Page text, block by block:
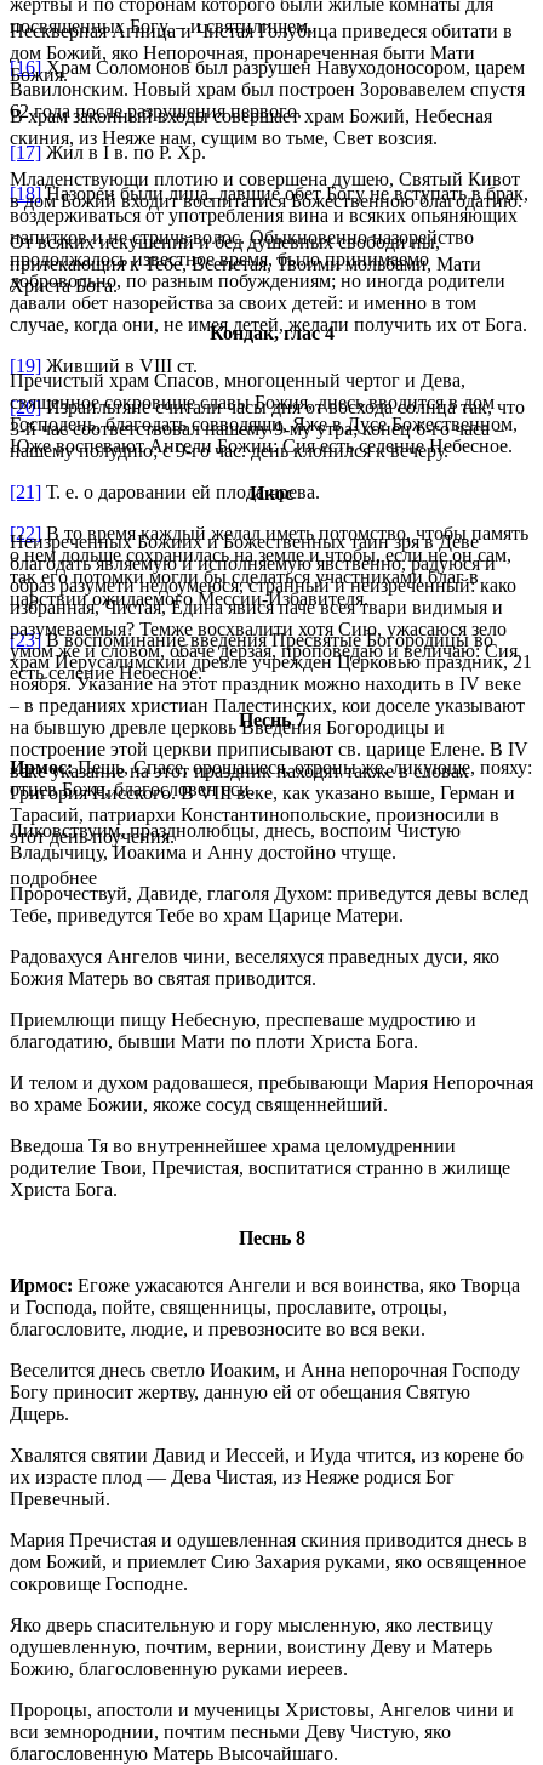
жертвы и по сторонам которого были жилые комнаты для
посвященных Богу, – и святилищем.
[16]Храм Соломонов был разрушен Навуходоносором, царем
Вавилонским. Новый храм был построен Зоровавелем спустя
62 года после разрушения первого.
[17] Жил в I в. по Р. Хр.
[18]Назореи были лица, давшие обет Богу не вступать в брак,
воздерживаться от употребления вина и всяких опьяняющих
напитков и не стричь волос. Обыкновенно назорейство
продолжалось известное время, было принимаемо
добровольно, по разным побуждениям; но иногда родители
давали обет назорейства за своих детей: и именно в том
случае, когда они, не имея детей, желали получить их от Бога.
[19] Живший в VIII ст.
[20]Израильтяне считали часы дня от восхода солнца так, что
3-й час соответствовал нашему 9-му утра; конец 6-го часа –
нашему полудню; с 9-го час. день клонился к вечеру.
[21] Т. е. о даровании ей плода чрева.
[22] В то время каждый желал иметь потомство, чтобы память
о нем дольше сохранилась на земле и чтобы, если не он сам,
так его потомки могли бы сделаться участниками благ в
царствии ожидаемого Мессии-Избавителя.
[23]В воспоминание введения Пресвятые Богородицы во
храм Иерусалимский древле учрежден Церковью праздник, 21
ноября. Указание на этот праздник можно находить в IV веке
– в преданиях христиан Палестинских, кои доселе указывают
на бывшую древле церковь Введения Богородицы и
построение этой церкви приписывают св. царице Елене. В IV
веке указание на этот праздник находят также в словах
Григория Нисского. В VIII веке, как указано выше, Герман и
Тарасий, патриархи Константинопольские, произносили в
этот день поучения.
подробнее
Нескверная Агница и Чистая Голубица приведеся обитати в
дом Божий, яко Непорочная, пронареченная быти Мати
Божия.
В храм законный входы совершает храм Божий, Небесная
скиния, из Неяже нам, сущим во тьме, Свет возсия.
Младенствующи плотию и совершена душею, Святый Кивот
в дом Божий входит воспитатися Божественною благодатию.
От всяких искушений и бед душевных свободи ны,
притекающия к Тебе, Всепетая, Твоими мольбами, Мати
Христа Бога.
Кондак, глас 4
Пречистый храм Спасов, многоценный чертог и Дева,
священное сокровище славы Божия, днесь вводится в дом
Господень, благодать совводящи, Яже в Дусе Божественном,
Юже воспевают Ангели Божии: Сия есть селение Небесное.
Икос
Неизреченных Божиих и Божественных таин зря в Деве
благодать являемую и исполняемую явственно, радуюся и
образ разумети недоумеюся, странный и неизреченный: како
избранная, Чистая, Едина явися паче всея твари видимыя и
разумеваемыя? Темже восхвалити хотя Сию, ужасаюся зело
умом же и словом, обаче дерзая, проповедаю и величаю: Сия
есть селение Небесное.
Песнь 7
Ирмос:Пещь, Спасе, орошашеся, отроцы же, ликующе, пояху:
отцев Боже, благословен еси.
Ликовствуим, празднолюбцы, днесь, воспоим Чистую
Владычицу, Иоакима и Анну достойно чтуще.
Пророчествуй, Давиде, глаголя Духом: приведутся девы вслед
Тебе, приведутся Тебе во храм Царице Матери.
Радовахуся Ангелов чини, веселяхуся праведных дуси, яко
Божия Матерь во святая приводится.
Приемлющи пищу Небесную, преспеваше мудростию и
благодатию, бывши Мати по плоти Христа Бога.
И телом и духом радовашеся, пребывающи Мария Непорочная
во храме Божии, якоже сосуд священнейший.
Введоша Тя во внутреннейшее храма целомудреннии
родителие Твои, Пречистая, воспитатися странно в жилище
Христа Бога.
Песнь 8
Ирмос: Егоже ужасаются Ангели и вся воинства, яко Творца
и Господа, пойте, священницы, прославите, отроцы,
благословите, людие, и превозносите во вся веки.
Веселится днесь светло Иоаким, и Анна непорочная Господу
Богу приносит жертву, данную ей от обещания Святую
Дщерь.
Хвалятся святии Давид и Иессей, и Иуда чтится, из корене бо
их израсте плод — Дева Чистая, из Неяже родися Бог
Превечный.
Мария Пречистая и одушевленная скиния приводится днесь в
дом Божий, и приемлет Сию Захария руками, яко освященное
сокровище Господне.
Яко дверь спасительную и гору мысленную, яко лествицу
одушевленную, почтим, вернии, воистину Деву и Матерь
Божию, благословенную руками иереев.
Пророцы, апостоли и мученицы Христовы, Ангелов чини и
вси земнороднии, почтим песньми Деву Чистую, яко
благословенную Матерь Высочайшаго.